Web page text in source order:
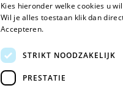
Kies hieronder welke cookies u
Wil je alles toestaan klik dan
Accepteren.
STRIKT NOODZAKELIJK
PRESTATIE